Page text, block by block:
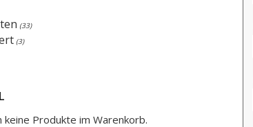
(33)
(3)
keine Produkte im Warenkorb.